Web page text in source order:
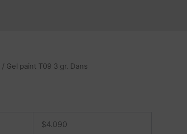
/ Gel paint T09 3 gr. Dans
$4.090